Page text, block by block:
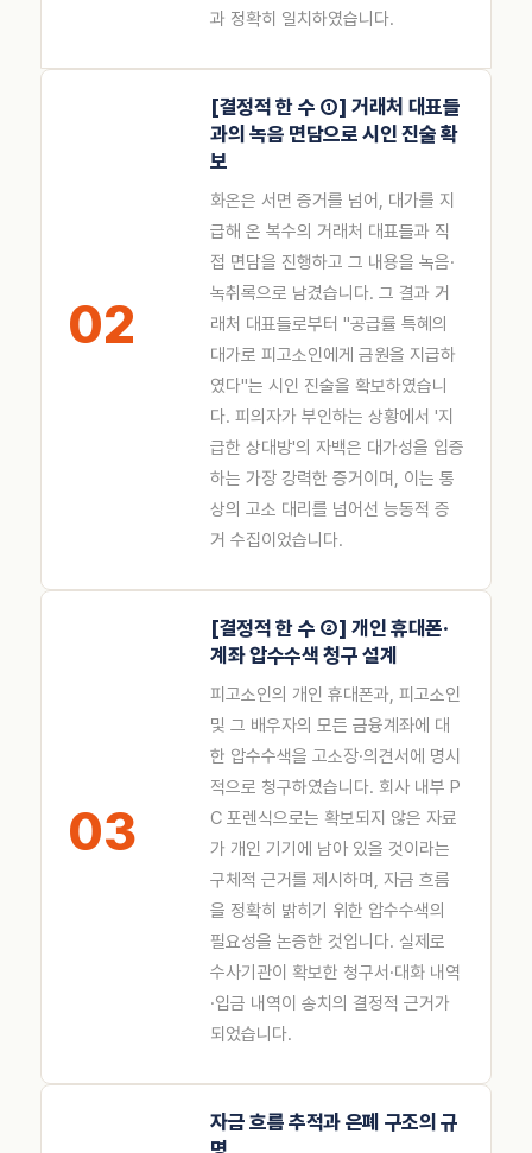
과 정확히 일치하였습니다.
02
[결정적 한 수 ①] 거래처 대표들
과의 녹음 면담으로 시인 진술 확
보
화온은 서면 증거를 넘어, 대가를 지
급해 온 복수의 거래처 대표들과 직
접 면담을 진행하고 그 내용을 녹음·
녹취록으로 남겼습니다. 그 결과 거
래처 대표들로부터 "공급률 특혜의
대가로 피고소인에게 금원을 지급하
였다"는 시인 진술을 확보하였습니
다. 피의자가 부인하는 상황에서 '지
급한 상대방'의 자백은 대가성을 입증
하는 가장 강력한 증거이며, 이는 통
상의 고소 대리를 넘어선 능동적 증
거 수집이었습니다.
03
[결정적 한 수 ②] 개인 휴대폰·
계좌 압수수색 청구 설계
피고소인의 개인 휴대폰과, 피고소인
및 그 배우자의 모든 금융계좌에 대
한 압수수색을 고소장·의견서에 명시
적으로 청구하였습니다. 회사 내부 P
C 포렌식으로는 확보되지 않은 자료
가 개인 기기에 남아 있을 것이라는
구체적 근거를 제시하며, 자금 흐름
을 정확히 밝히기 위한 압수수색의
필요성을 논증한 것입니다. 실제로
수사기관이 확보한 청구서·대화 내역
·입금 내역이 송치의 결정적 근거가
되었습니다.
자금 흐름 추적과 은폐 구조의 규